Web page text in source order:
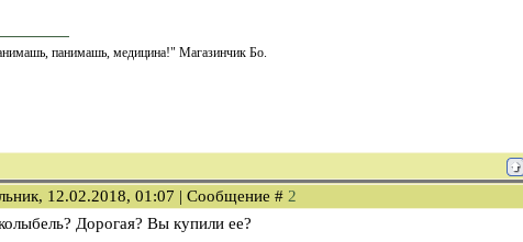
панимашь, медицина!" Магазинчик Бо.
12.02.2018, 01:07 | Сообщение # 2
Дорогая? Вы купили ее?